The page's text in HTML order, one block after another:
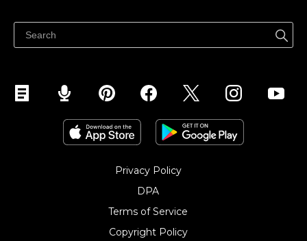
Vinde pe Facebook
Vinde pe Instagram
Privacy Policy
DPA
Terms of Service
Copyright Policy‎